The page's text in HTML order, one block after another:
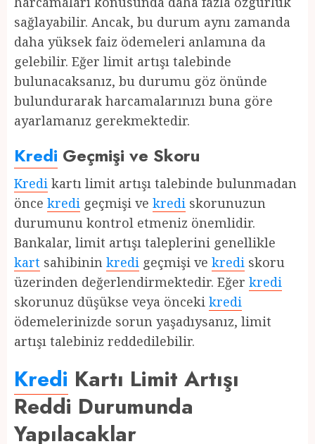
sağlayabilir. Ancak, bu durum aynı zamanda
daha yüksek faiz ödemeleri anlamına da
gelebilir. Eğer limit artışı talebinde
bulunacaksanız, bu durumu göz önünde
bulundurarak harcamalarınızı buna göre
ayarlamanız gerekmektedir.
Kredi Geçmişi ve Skoru
Kredi kartı limit artışı talebinde bulunmadan
önce kredi geçmişi ve kredi skorunuzun
durumunu kontrol etmeniz önemlidir.
Bankalar, limit artışı taleplerini genellikle
kart sahibinin kredi geçmişi ve kredi skoru
üzerinden değerlendirmektedir. Eğer kredi
skorunuz düşükse veya önceki kredi
ödemelerinizde sorun yaşadıysanız, limit
artışı talebiniz reddedilebilir.
Kredi Kartı Limit Artışı
Reddi Durumunda
Yapılacaklar